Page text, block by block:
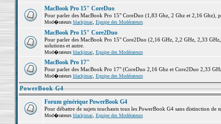
MacBook Pro 15" CoreDuo
Pour parler des MacBook Pro 15" CoreDuo (1,83 Ghz, 2 Ghz et 2,16 Ghz),
Mod�rateurs blackjmac, Equipe des Modérateurs
MacBook Pro 15" Core2Duo
Pour parler des MacBook Pro 15" Core2Duo (2,16 GHz, 2,2 GHz, 2,33
solutions et autre.
Mod�rateurs blackjmac, Equipe des Modérateurs
MacBook Pro 17"
Pour parler des MacBook Pro 17" (CoreDuo 2,16 Ghz et Core2Duo 2,33
Mod�rateurs blackjmac, Equipe des Modérateurs
PowerBook G4
Forum générique PowerBook G4
Pour débattre de sujets touchants tous les PowerBook G4 sans distinction de
Mod�rateurs blackjmac, Equipe des Modérateurs